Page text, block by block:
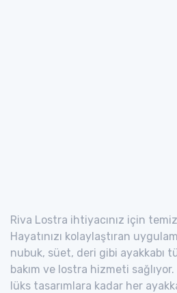
Riva Lostra ihtiyacınız için
Hayatınızı kolaylaştıran
nubuk, süet, deri gibi ayakkabı
bakım ve lostra hizmeti
lüks tasarımlara kadar her